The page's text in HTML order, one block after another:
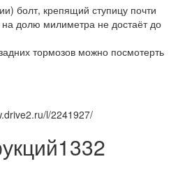
болт, крепящий ступицу почти
долю милиметра не достаёт до
тормозов можно посмотерть
l/2241927/
1332